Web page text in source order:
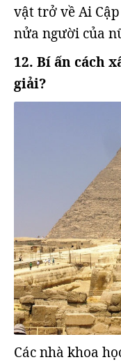
vật trở về Ai
nửa người của
12. Bí ấn cách
giải?
Các nhà khoa